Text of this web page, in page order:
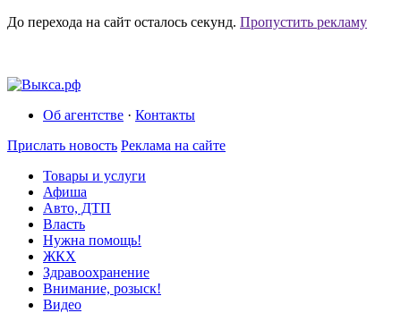
До перехода на сайт осталось секунд. Пропустить рекламу
Об агентстве · Контакты
Прислать новость Реклама на сайте
Товары и услуги
Афиша
Авто, ДТП
Власть
Нужна помощь!
ЖКХ
Здравоохранение
Внимание, розыск!
Видео